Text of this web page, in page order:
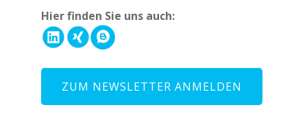
Hier finden Sie uns auch:
ZUM NEWSLETTER ANMELDEN